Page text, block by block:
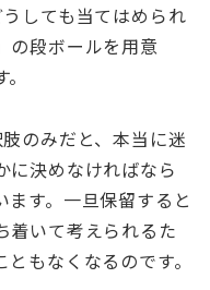
しても当てはめられ
の段ボールを用意
のみだと、本当に迷
に決めなければなら
す。一旦保留すると
着いて考えられるた
もなくなるのです。